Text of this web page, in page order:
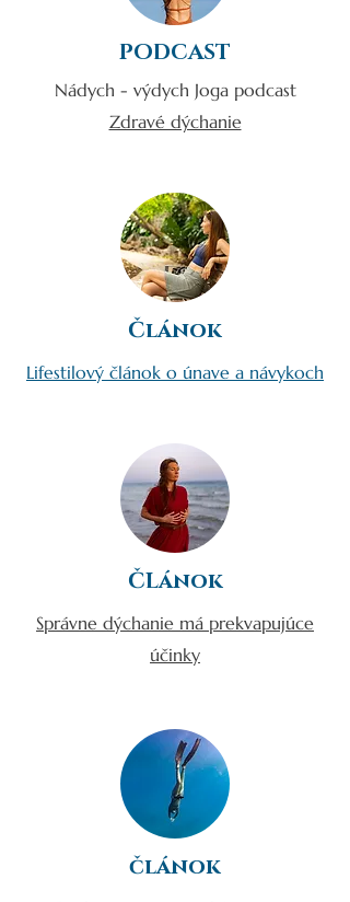
PODCAST
Nádych - výdych Joga podcast
Zdravé dýchanie
Článok
Lifestilový článok o únave a návykoch
ČLánok
Správne dýchanie má prekvapujúce
účinky
článok